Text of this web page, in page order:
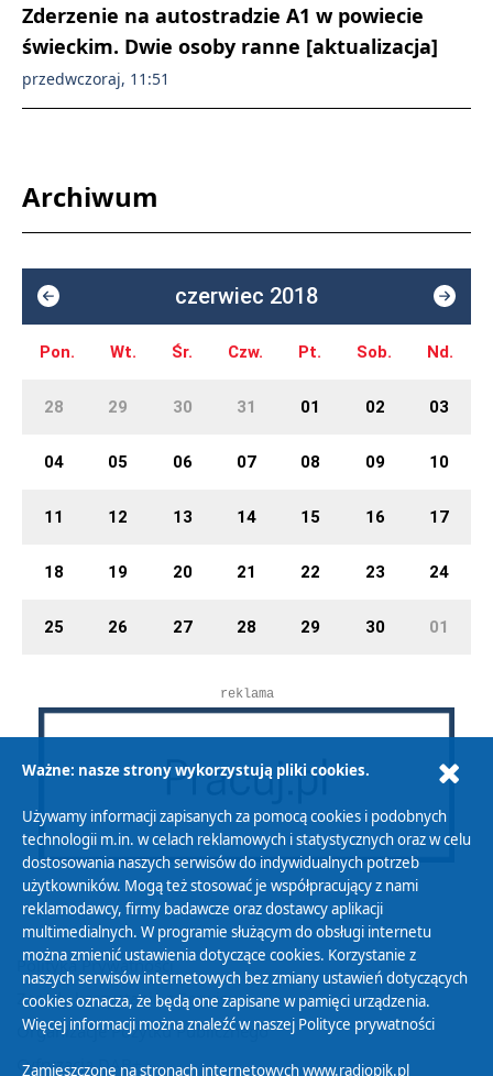
Zderzenie na autostradzie A1 w powiecie
świeckim. Dwie osoby ranne [aktualizacja]
przedwczoraj, 11:51
Archiwum
czerwiec 2018
Pon. Wt. Śr. Czw. Pt. Sob. Nd.
28 29 30 31 01 02 03
04 05 06 07 08 09 10
11 12 13 14 15 16 17
18 19 20 21 22 23 24
25 26 27 28 29 30 01
reklama
Polityka Prywatności
Zasady korzystania z Serwisu
Organizacje Pożytku Publicznego
Cyfryzacja DAB+
Ważne: nasze strony wykorzystują pliki cookies.
Używamy informacji zapisanych za pomocą cookies i podobnych
technologii m.in. w celach reklamowych i statystycznych oraz w celu
dostosowania naszych serwisów do indywidualnych potrzeb
użytkowników. Mogą też stosować je współpracujący z nami
reklamodawcy, firmy badawcze oraz dostawcy aplikacji
multimedialnych. W programie służącym do obsługi internetu
można zmienić ustawienia dotyczące cookies. Korzystanie z
naszych serwisów internetowych bez zmiany ustawień dotyczących
cookies oznacza, że będą one zapisane w pamięci urządzenia.
Więcej informacji można znaleźć w naszej Polityce prywatności
Zamieszczone na stronach internetowych www.radiopik.pl